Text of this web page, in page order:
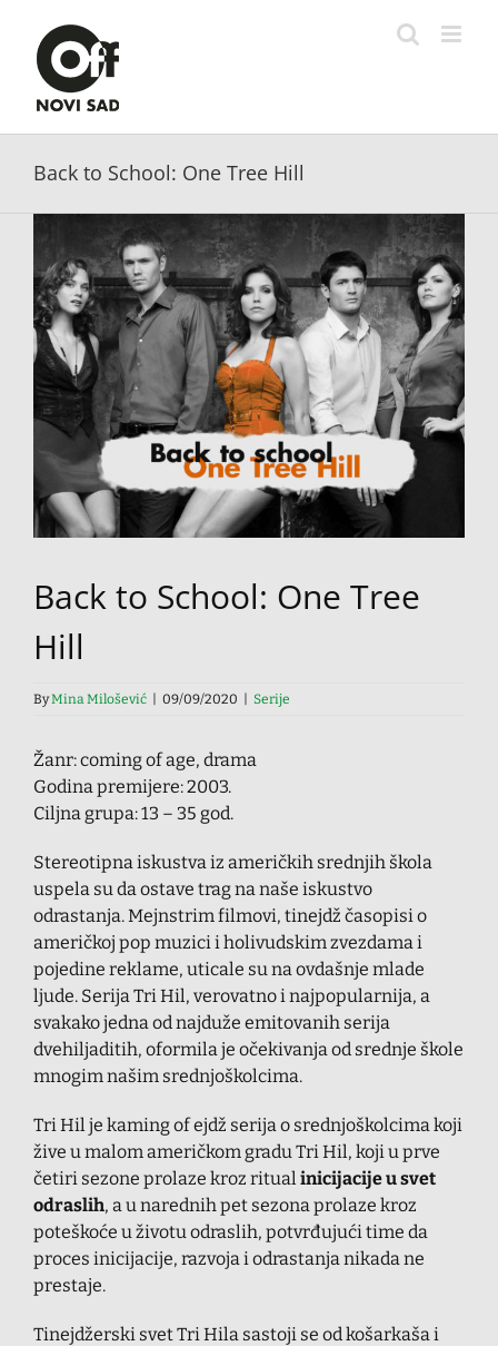
content
Back to School: One Tree Hill
Larger
Image
Back to School: One Tree
Hill
ByMina Milošević 09/09/2020 Serije
Žanr: coming of age, drama
Godina premijere: 2003.
Ciljna grupa: 13 – 35 god.
Stereotipna iskustva iz američkih srednjih škola
uspela su da ostave trag na naše iskustvo
odrastanja. Mejnstrim filmovi, tinejdž časopisi o
američkoj pop muzici i holivudskim zvezdama i
pojedine reklame, uticale su na ovdašnje mlade
ljude. Serija Tri Hil, verovatno i najpopularnija, a
svakako jedna od najduže emitovanih serija
dvehiljaditih, oformila je očekivanja od srednje škole
mnogim našim srednjoškolcima.
Tri Hil je kaming of ejdž serija o srednjoškolcima koji
žive u malom američkom gradu Tri Hil, koji u prve
četiri sezone prolaze kroz ritualinicijacijeu svet
odraslih, a u narednih pet sezona prolaze kroz
poteškoće u životu odraslih, potvrđujući time da
proces inicijacije, razvoja i odrastanja nikada ne
prestaje.
Tinejdžerski svet Tri Hila sastoji se od košarkaša i